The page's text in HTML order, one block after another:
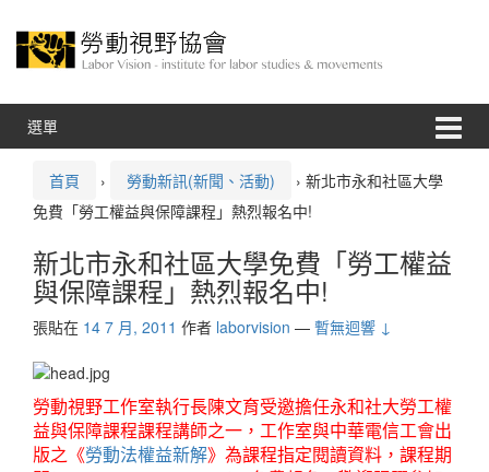
選單
首頁 › 勞動新訊(新聞、活動) › 新北市永和社區大學
免費「勞工權益與保障課程」熱烈報名中!
新北市永和社區大學免費「勞工權益
與保障課程」熱烈報名中!
張貼在 14 7 月, 2011 作者 laborvision — 暫無迴響 ↓
勞動視野工作室執行長陳文育受邀擔任永和社大勞工權
益與保障課程課程講師之一，工作室與中華電信工會出
版之《勞動法權益新解》為課程指定閱讀資料，課程期